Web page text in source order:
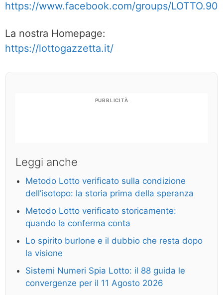
https://www.facebook.com/groups/LOTTO.90
La nostra Homepage:
https://lottogazzetta.it/
PUBBLICITÀ
Leggi anche
Metodo Lotto verificato sulla condizione
dell’isotopo: la storia prima della speranza
Metodo Lotto verificato storicamente:
quando la conferma conta
Lo spirito burlone e il dubbio che resta dopo
la visione
Sistemi Numeri Spia Lotto: il 88 guida le
convergenze per il 11 Agosto 2026